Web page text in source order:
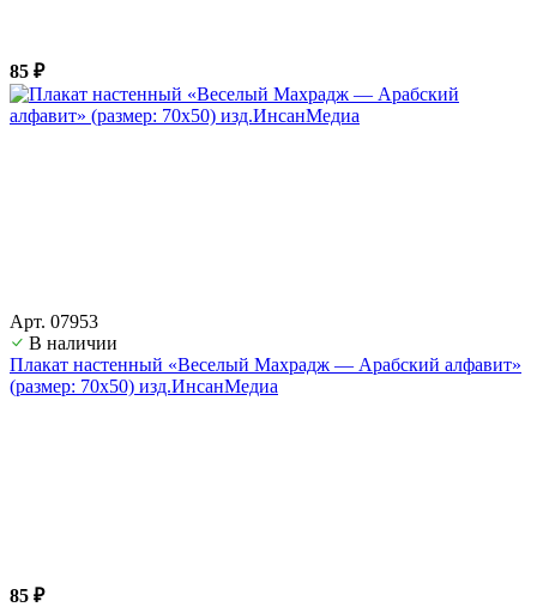
85 ₽
Арт. 07953
В наличии
Плакат настенный «Веселый Махрадж — Арабский алфавит»
(размер: 70х50) изд.ИнсанМедиа
85 ₽